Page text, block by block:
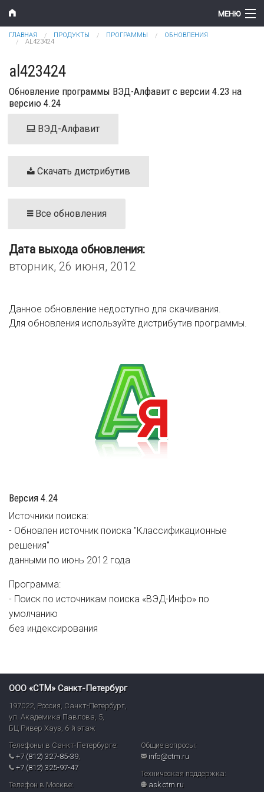
Перейти к основному содержанию
МЕНЮ
Компания
Новости
Продукты
Поддержка
Контакты
Вы здесь
ГЛАВНАЯ ПРОДУКТЫ ПРОГРАММЫ
ОБНОВЛЕНИЯ
AL423424
al423424
Обновление программы ВЭД-Алфавит с версии 4.23 на
версию 4.24
ВЭД-Алфавит
Скачать дистрибутив
Все обновления
Дата выхода обновления:
вторник, 26 июня, 2012
Данное обновление недоступно для скачивания.
Для обновления используйте дистрибутив программы.
Версия 4.24
Источники поиска:
- Обновлен источник поиска "Классификационные
решения"
данными по июнь 2012 года
Программа:
- Поиск по источникам поиска «ВЭД-Инфо» по
умолчанию
без индексирования
ООО «СТМ» Санкт-Петербург
197022, Россия Санкт-Петербург
ул. Академика Павлова, 5,
БЦ Ривер Хауз 6-й этаж
Телефоны в Санкт-Петербурге:
+7 (812) 327-85-39,
+7 (812) 325-97-47
Телефон в Москве:
Общие вопросы:
info@ctm.ru
Техническая поддержка:
ask.ctm.ru